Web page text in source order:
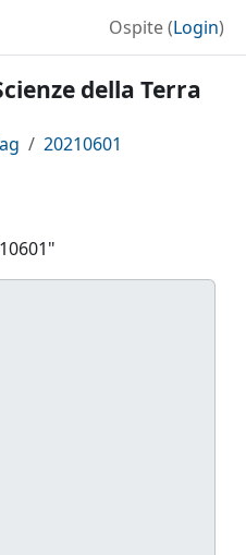
Ospite (Login)
della Terra
20210601